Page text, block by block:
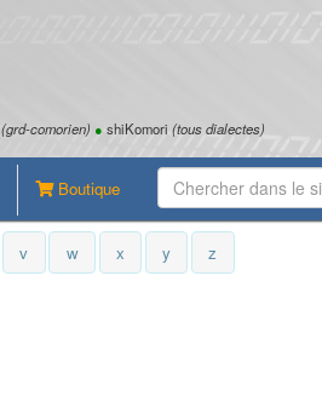
(grd-comorien) ● shiKomori (tous dialectes)
Boutique
v w x y z